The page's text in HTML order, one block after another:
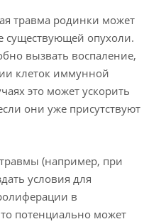
травма родинки может
существующей опухоли.
вызвать воспаление,
клеток иммунной
это может ускорить
они уже присутствуют
(например, при
условия для
в
потенциально может